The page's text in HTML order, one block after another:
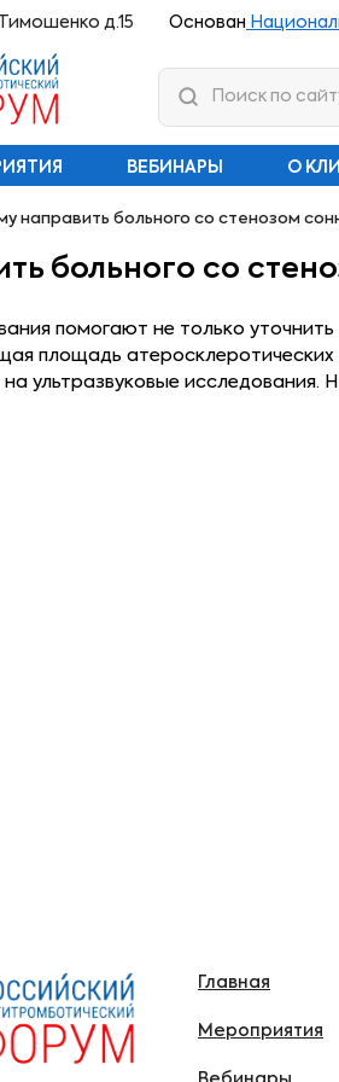
д.15 Основан
ВЕБИНАРЫ О
направить больного со стенозом
больного со
помогают не только
площадь
ультразвуковые
Главная
Мероприятия